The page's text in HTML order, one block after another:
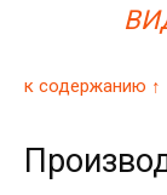
к содержанию ↑